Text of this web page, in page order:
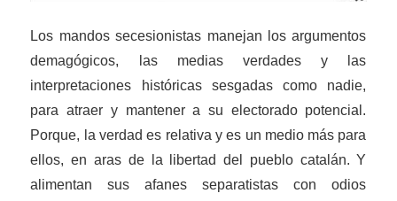
Los mandos secesionistas manejan los argumentos
demagógicos, las medias verdades y las
interpretaciones históricas sesgadas como nadie,
para atraer y mantener a su electorado potencial.
Porque, la verdad es relativa y es un medio más para
ellos, en aras de la libertad del pueblo catalán.Y
alimentan sus afanes separatistas con odios